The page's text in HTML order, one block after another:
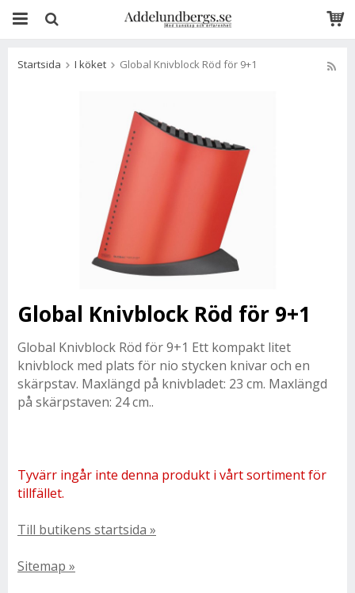
Startsida I köket Global Knivblock Röd för 9+1
Global Knivblock Röd för 9+1
Global Knivblock Röd för 9+1 Ett kompakt litet
knivblock med plats för nio stycken knivar och en
skärpstav. Maxlängd på knivbladet: 23 cm. Maxlängd
på skärpstaven: 24 cm..
Tyvärr ingår inte denna produkt i vårt sortiment för
tillfället.
Till butikens startsida »
Sitemap »